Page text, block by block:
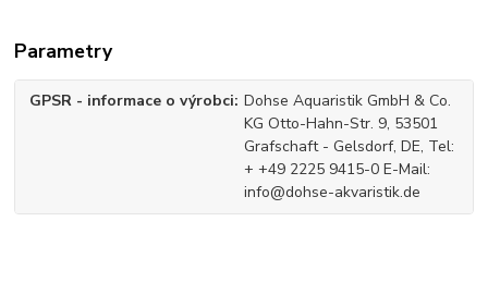
Parametry
GPSR - informace o výrobci Dohse Aquaristik GmbH & Co.
KG Otto-Hahn-Str. 9, 53501
Grafschaft - Gelsdorf, DE, Tel:
+ +49 2225 9415-0 E-Mail:
info@dohse-akvaristik.de